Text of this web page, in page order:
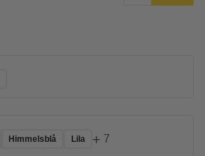
Himmelsblå Lila + 7